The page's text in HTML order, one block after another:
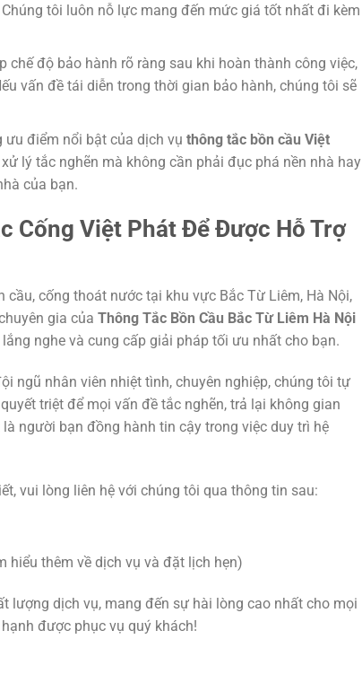
tôi luôn nỗ lực mang đến mức giá tốt nhất đi kèm
chế độ bảo hành rõ ràng sau khi hoàn thành công việc,
vấn đề tái diễn trong thời gian bảo hành, chúng tôi sẽ
điểm nổi bật của dịch vụ thông tắc bồn cầu Việt
lý tắc nghẽn mà không cần phải đục phá nền nhà hay
của bạn.
Cống Việt Phát Để Được Hỗ Trợ
cống thoát nước tại khu vực Bắc Từ Liêm, Hà Nội,
gia của Thông Tắc Bồn Cầu Bắc Từ Liêm Hà Nội
lắng nghe và cung cấp giải pháp tối ưu nhất cho bạn.
ngũ nhân viên nhiệt tình, chuyên nghiệp, chúng tôi tự
triệt để mọi vấn đề tắc nghẽn, trả lại không gian
người bạn đồng hành tin cậy trong việc duy trì hệ
vui lòng liên hệ với chúng tôi qua thông tin sau:
hiểu thêm về dịch vụ và đặt lịch hẹn)
lượng dịch vụ, mang đến sự hài lòng cao nhất cho mọi
được phục vụ quý khách!